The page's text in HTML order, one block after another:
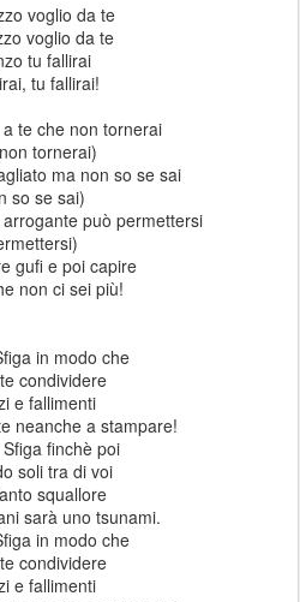
voglio da te
voglio da te
tu fallirai
tu fallirai!
te che non tornerai
tornerai)
ma non so se sai
so se sai)
può permettersi
gufi e poi capire
non ci sei più!
in modo che
condividere
e fallimenti
neanche a stampare!
finchè poi
soli tra di voi
squallore
sarà uno tsunami.
in modo che
condividere
e fallimenti